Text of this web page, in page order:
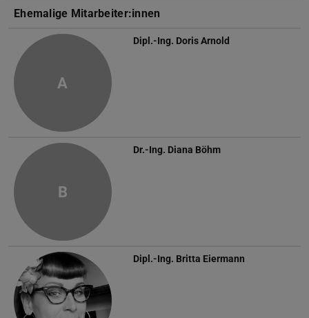
Ehemalige Mitarbeiter:innen
A
Dipl.-Ing. Doris Arnold
B
Dr.-Ing. Diana Böhm
Dipl.-Ing. Britta Eiermann